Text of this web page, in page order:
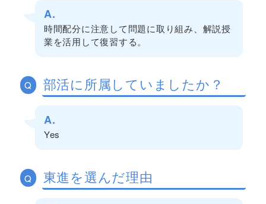
A.
時間配分に注意して問題に取り組み、解説授
業を活用して復習する。
Q 部活に所属していましたか？
A.
Yes
Q 東進を選んだ理由